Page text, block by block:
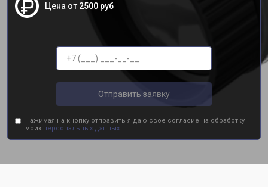
Цена от 2500 руб
Отправить заявку
Нажимая на кнопку отправить я даю свое согласие на обработку
моих персональных данных.